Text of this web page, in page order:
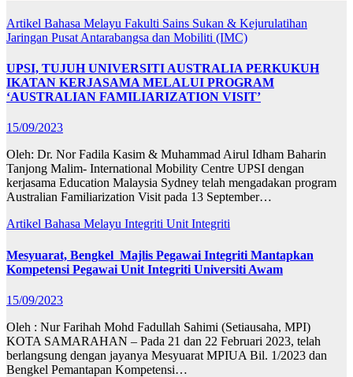
Artikel Bahasa Melayu Fakulti Sains Sukan & Kejurulatihan
Jaringan Pusat Antarabangsa dan Mobiliti (IMC)
UPSI, TUJUH UNIVERSITI AUSTRALIA PERKUKUH
IKATAN KERJASAMA MELALUI PROGRAM
‘AUSTRALIAN FAMILIARIZATION VISIT’
15/09/2023
Oleh: Dr. Nor Fadila Kasim & Muhammad Airul Idham Baharin
Tanjong Malim- International Mobility Centre UPSI dengan
kerjasama Education Malaysia Sydney telah mengadakan program
Australian Familiarization Visit pada 13 September…
Artikel Bahasa Melayu Integriti Unit Integriti
Mesyuarat, Bengkel Majlis Pegawai Integriti Mantapkan
Kompetensi Pegawai Unit Integriti Universiti Awam
15/09/2023
Oleh : Nur Farihah Mohd Fadullah Sahimi (Setiausaha, MPI)
KOTA SAMARAHAN – Pada 21 dan 22 Februari 2023, telah
berlangsung dengan jayanya Mesyuarat MPIUA Bil. 1/2023 dan
Bengkel Pemantapan Kompetensi…